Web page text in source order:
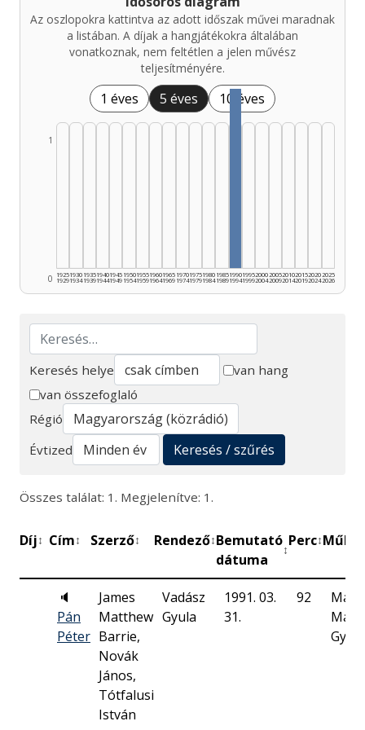
Az oszlopokra kattintva az adott időszak művei maradnak
a listában. A díjak a hangjátékokra általában
vonatkoznak, nem feltétlen a jelen művész
teljesítményére.
1 éves 5 éves 10 éves
0
1
1925
1929
1930
1934
1935
1939
1940
1944
1945
1949
1950
1954
1955
1959
1960
1964
1965
1969
1970
1974
1975
1979
1980
1984
1985
1989
1990
1994
1995
1999
2000
2004
2005
2009
2010
2014
2015
2019
2020
2024
2025
2026
Keresés
Keresés helye
van hang
van összefoglaló
Régió
Évtized
Keresés / szűrés
Összes találat: 1. Megjelenítve: 1.
Díj↕ Cím↕ Szerző↕ Rendező↕Bemutató
dátuma
↕
Perc↕
🔈
Pán
Péter
James
Matthew
Barrie,
Novák
János,
Tótfalusi
István
Vadász
Gyula
1991. 03.
31.
92